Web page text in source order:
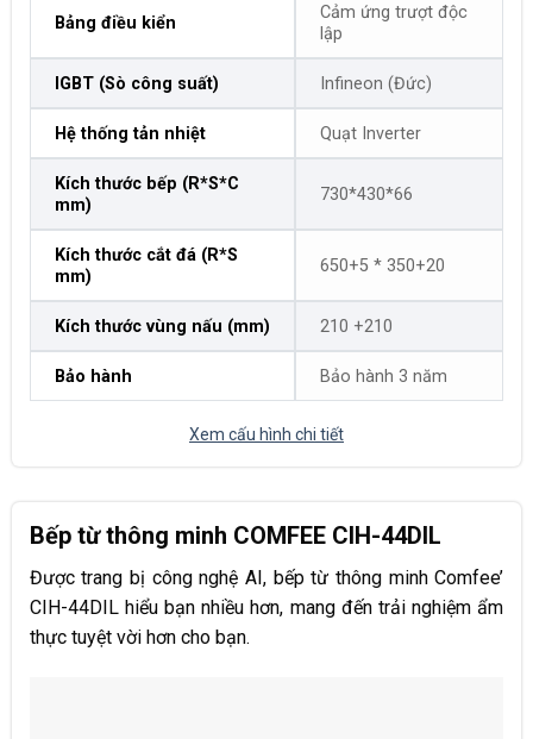
Bếp từ thông minh COMFEE CIH-44DIL
Được trang bị công nghệ AI, bếp từ thông minh Comfee’
CIH-44DIL hiểu bạn nhiều hơn, mang đến trải nghiệm ẩm
thực tuyệt vời hơn cho bạn.
Bảng điều kiển
Cảm ứng trượt độc
lập
IGBT (Sò công suất) Infineon (Đức)
Hệ thống tản nhiệt Quạt Inverter
Kích thước bếp (R*S*C
mm)
730*430*66
Kích thước cắt đá (R*S
mm)
650+5 * 350+20
Kích thước vùng nấu (mm) 210 +210
Bảo hành Bảo hành 3 năm
Xem cấu hình chi tiết